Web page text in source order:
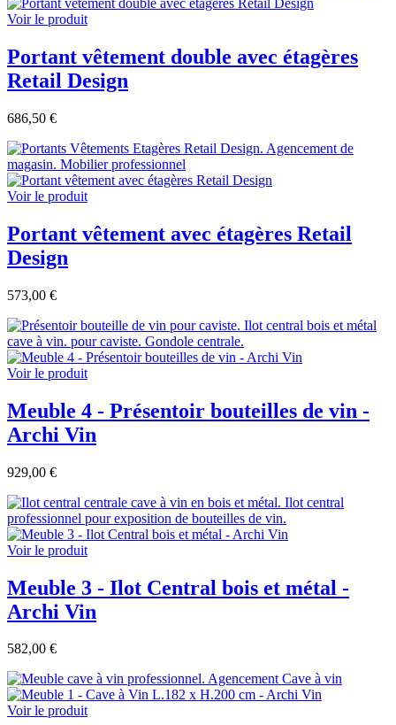
Voir le produit
Portant vêtement double avec étagères
Retail Design
686,50 €
Voir le produit
Portant vêtement avec étagères Retail
Design
573,00 €
Voir le produit
Meuble 4 - Présentoir bouteilles de vin -
Archi Vin
929,00 €
Voir le produit
Meuble 3 - Ilot Central bois et métal -
Archi Vin
582,00 €
Voir le produit